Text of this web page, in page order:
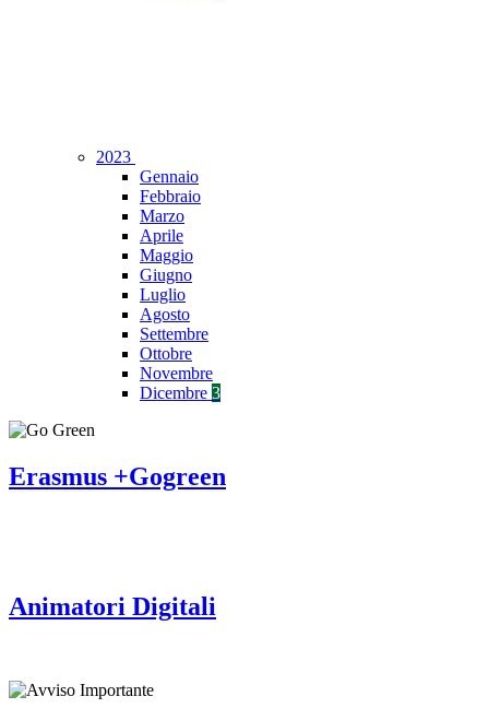
2023
Gennaio
Febbraio
Marzo
Aprile
Maggio
Giugno
Luglio
Agosto
Settembre
Ottobre
Novembre
Dicembre 3
Erasmus +Gogreen
Animatori Digitali